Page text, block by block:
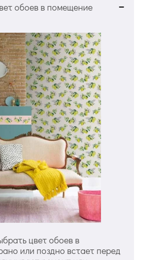
обоев в помещение
цвет обоев в
или поздно встает перед